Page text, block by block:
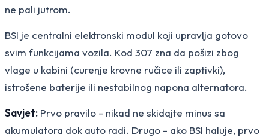
ne pali jutrom.
BSI je centralni elektronski modul koji upravlja gotovo
svim funkcijama vozila. Kod 307 zna da pošizi zbog
vlage u kabini (curenje krovne ručice ili zaptivki),
istrošene baterije ili nestabilnog napona alternatora.
Savjet: Prvo pravilo - nikad ne skidajte minus sa
akumulatora dok auto radi. Drugo - ako BSI haluje, prvo